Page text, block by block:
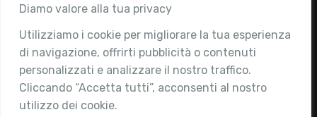
Diamo valore alla tua privacy
Utilizziamo i cookie per migliorare la tua esperienza
di navigazione, offrirti pubblicità o contenuti
personalizzati e analizzare il nostro traffico.
Cliccando “Accetta tutti”, acconsenti al nostro
utilizzo dei cookie.
Associazione
Chi siamo
Attività
Contatti
Area Riservata